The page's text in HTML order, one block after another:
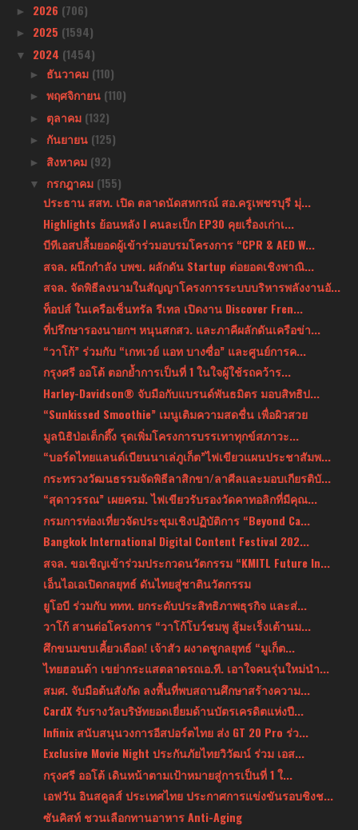
► 2026 (706)
► 2025 (1594)
▼ 2024 (1454)
► ธันวาคม (110)
► พฤศจิกายน (110)
► ตุลาคม (132)
► กันยายน (125)
► สิงหาคม (92)
▼ กรกฎาคม (155)
ประธาน สสท. เปิด ตลาดนัดสหกรณ์ สอ.ครูเพชรบุรี มุ่...
Highlights ย้อนหลัง l คนละเป็ก EP30 คุยเรื่องเก่าเ...
บีทีเอสปลื้มยอดผู้เข้าร่วมอบรมโครงการ “CPR & AED W...
สจล. ผนึกกำลัง บพข. ผลักดัน Startup ต่อยอดเชิงพาณิ...
สจล. จัดพิธีลงนามในสัญญาโครงการระบบบริหารพลังงานอั...
ท็อปส์ ในเครือเซ็นทรัล รีเทล เปิดงาน Discover Fren...
ที่ปรึกษารองนายกฯ หนุนสกสว. และภาคีผลักดันเครือข่า...
“วาโก้” ร่วมกับ “เกทเวย์ แอท บางซื่อ” และศูนย์การค...
กรุงศรี ออโต้ ตอกย้ำการเป็นที่ 1 ในใจผู้ใช้รถคว้าร...
Harley-Davidson® จับมือกับแบรนด์พันธมิตร มอบสิทธิป...
“Sunkissed Smoothie” เมนูเติมความสดชื่น เพื่อผิวสวย
มูลนิธิป่อเต็กตึ๊ง รุดเพิ่มโครงการบรรเทาทุกข์สภาวะ...
“บอร์ดไทยแลนด์เบียนนาเล่ภูเก็ต”ไฟเขียวแผนประชาสัมพ...
กระทรวงวัฒนธรรมจัดพิธีลาสิกขา/ลาศีลและมอบเกียรติบั...
“สุดาวรรณ” เผยครม. ไฟเขียวรับรองวัดคาทอลิกที่มีคุณ...
กรมการท่องเที่ยวจัดประชุมเชิงปฏิบัติการ “Beyond Ca...
Bangkok International Digital Content Festival 202...
สจล. ขอเชิญเข้าร่วมประกวดนวัตกรรม “KMITL Future In...
เอ็นไอเอเปิดกลยุทธ์ ดันไทยสู่ชาตินวัตกรรม
ยูโอบี ร่วมกับ ททท. ยกระดับประสิทธิภาพธุรกิจ และส่...
วาโก้ สานต่อโครงการ “วาโก้โบว์ชมพู สู้มะเร็งเต้านม...
ศึกขนมขบเคี้ยวเดือด! เจ้าสัว ผงาดชูกลยุทธ์ “มูเก็ต...
ไทยฮอนด้า เขย่ากระแสตลาดรถเอ.ที. เอาใจคนรุ่นใหม่นำ...
สมศ. จับมือต้นสังกัด ลงพื้นที่พบสถานศึกษาสร้างความ...
CardX รับรางวัลบริษัทยอดเยี่ยมด้านบัตรเครดิตแห่งปี...
Infinix สนับสนุนวงการอีสปอร์ตไทย ส่ง GT 20 Pro ร่ว...
Exclusive Movie Night ประกันภัยไทยวิวัฒน์ ร่วม เอส...
กรุงศรี ออโต้ เดินหน้าตามเป้าหมายสู่การเป็นที่ 1 ใ...
เอฟวัน อินสคูลส์ ประเทศไทย ประกาศการแข่งขันรอบชิงช...
ซันคิสท์ ชวนเลือกทานอาหาร Anti-Aging